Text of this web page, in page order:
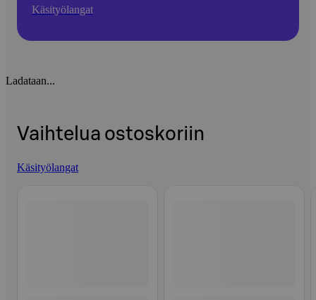
Käsityölangat
Ladataan...
Vaihtelua ostoskoriin
Käsityölangat